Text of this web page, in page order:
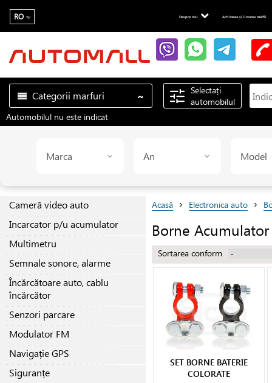
RO Despre noi Achitarea și livrarea mărfii
Categorii marfuri
Selectați
automobilul
Automobilul nu este indicat
Marca An Model
Cameră video auto
Incarcator p/u acumulator
Multimetru
Semnale sonore, alarme
Încărcătoare auto, cablu
încărcător
Senzori parcare
Modulator FM
Navigație GPS
Siguranțe
Acasă › Electronica auto ›
Borne Acumulator
Sortarea conform
SET BORNE BATERIE
COLORATE